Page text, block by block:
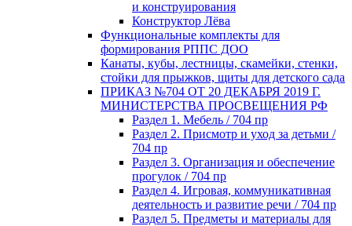
и конструирования
Конструктор Лёва
Функциональные комплекты для
формирования РППС ДОО
Канаты, кубы, лестницы, скамейки, стенки,
стойки для прыжков, щиты для детского сада
ПРИКАЗ №704 ОТ 20 ДЕКАБРЯ 2019 Г.
МИНИСТЕРСТВА ПРОСВЕЩЕНИЯ РФ
Раздел 1. Мебель / 704 пр
Раздел 2. Присмотр и уход за детьми /
704 пр
Раздел 3. Организация и обеспечение
прогулок / 704 пр
Раздел 4. Игровая, коммуникативная
деятельность и развитие речи / 704 пр
Раздел 5. Предметы и материалы для